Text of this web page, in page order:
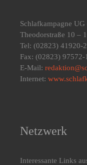
Schlafkampagne UG
Theodorstraße 10 –
Tel: (02823) 41920-
Fax: (02823) 97572-
E-Mail:
Internet:
Netzwerk
Interessante Links